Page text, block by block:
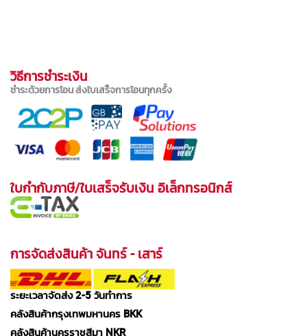
วิธีการชำระเงิน
ชำระด้วยการโอน ส่งใบเสร็จการโอนทุกครั้ง
ใบกำกับภาษี/ใบเสร็จรับเงิน อิเล็กทรอนิกส์
การจัดส่งสินค้า จันทร์ - เสาร์
ระยะเวลาจัดส่ง 2-5 วันทำการ
คลังสินค้ากรุงเทพมหานคร BKK
คลังสินค้านครราชสีมา NKR